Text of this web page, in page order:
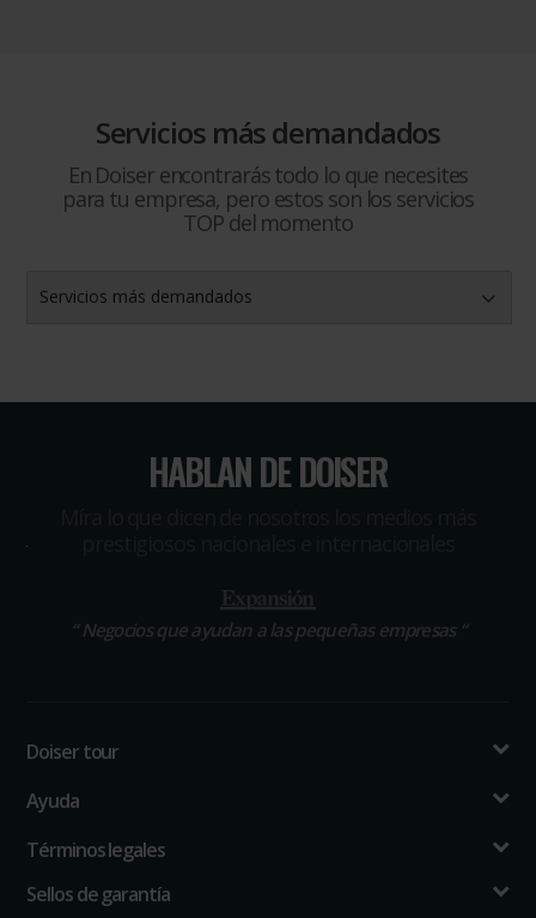
Servicios más demandados
En Doiser encontrarás todo lo que necesites
para tu empresa, pero estos son los servicios
TOP del momento
Servicios más demandados
HABLAN DE DOISER
“Negocios que ayudan a las pequeñas empresas “
Doiser tour
Ayuda
Términos legales
Sellos de garantía